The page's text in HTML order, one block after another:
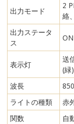
出力モード
2
絡
出力ステータ
ス
表示灯
送
(緑
波長
ライトの種類
赤
関数
自